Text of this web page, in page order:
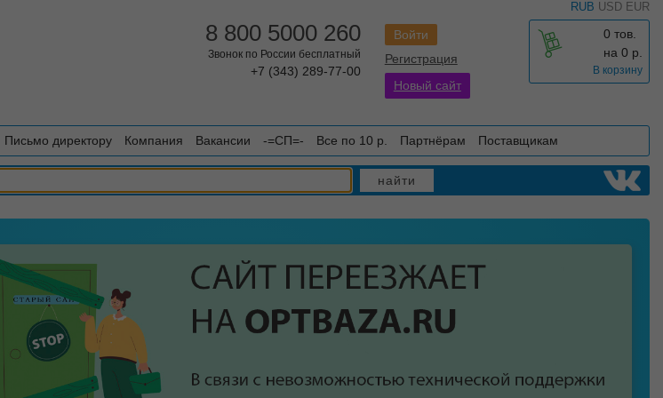
RUB USD EUR
0 тов.
на 0 р.
В корзину
Войти
Регистрация
Новый сайт
8 800 5000 260
Звонок по России бесплатный
+7 (343) 289-77-00
Письмо директору Компания Вакансии -=СП=- Все по 10 р. Партнёрам Поставщикам
найти